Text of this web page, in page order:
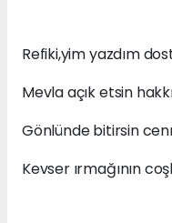
Refiki,yim yazdım
Mevla açık etsin
Gönlünde bitirsin
Kevser ırmağının